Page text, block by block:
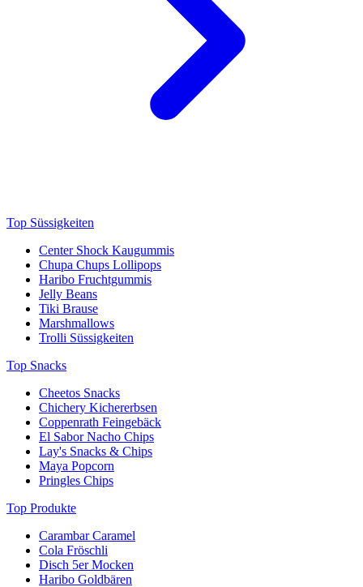
Top Süssigkeiten
Center Shock Kaugummis
Chupa Chups Lollipops
Haribo Fruchtgummis
Jelly Beans
Tiki Brause
Marshmallows
Trolli Süssigkeiten
Top Snacks
Cheetos Snacks
Chichery Kichererbsen
Coppenrath Feingebäck
El Sabor Nacho Chips
Lay's Snacks & Chips
Maya Popcorn
Pringles Chips
Top Produkte
Carambar Caramel
Cola Fröschli
Disch 5er Mocken
Haribo Goldbären